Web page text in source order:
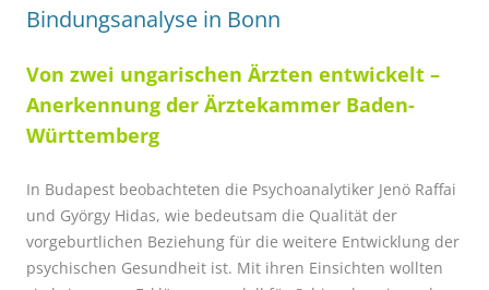
Bindungsanalyse in Bonn
Von zwei ungarischen Ärzten entwickelt –
Anerkennung der Ärztekammer Baden-
Württemberg
In Budapest beobachteten die Psychoanalytiker Jenö Raffai
und György Hidas, wie bedeutsam die Qualität der
vorgeburtlichen Beziehung für die weitere Entwicklung der
psychischen Gesundheit ist. Mit ihren Einsichten wollten